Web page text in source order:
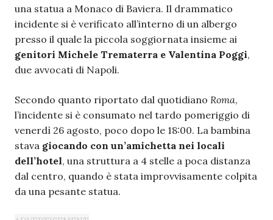
una statua a Monaco di Baviera. Il drammatico
incidente si è verificato all’interno di un albergo
presso il quale la piccola soggiornata insieme ai
genitori Michele Trematerra e Valentina Poggi,
due avvocati di Napoli.
Secondo quanto riportato dal quotidiano Roma,
l’incidente si è consumato nel tardo pomeriggio di
venerdì 26 agosto, poco dopo le 18:00. La bambina
stava giocando con un’amichetta nei locali
dell’hotel, una struttura a 4 stelle a poca distanza
dal centro, quando è stata improvvisamente colpita
da una pesante statua.